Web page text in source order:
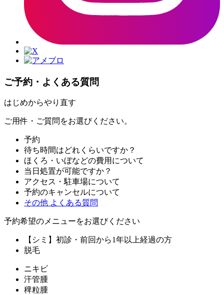
ご予約・よくある質問
はじめからやり直す
ご用件・ご質問をお選びください。
予約
待ち時間はどれくらいですか？
ほくろ・いぼなどの費用について
当日処置が可能ですか？
アクセス・駐車場について
予約のキャンセルについて
その他 よくある質問
予約希望のメニューをお選びください
【シミ】初診・前回から1年以上経過の方
脱毛
ニキビ
汗管腫
稗粒腫